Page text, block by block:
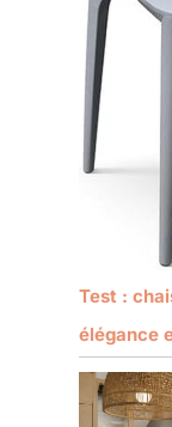
Test :
élégance